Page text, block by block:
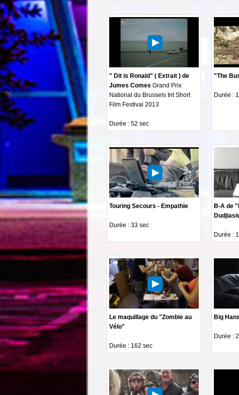
" Dit is Ronald" ( Extrait ) de
Jumes Comes Grand Prix
National du Brussels Int Short
Film Festival 2013
Durée : 52 sec
"The
Durée :
Touring Secours - Empathie
Durée : 33 sec
B-A de
Durée :
Le maquillage du "Zombie au
Vélo"
Durée : 162 sec
Big
Durée :